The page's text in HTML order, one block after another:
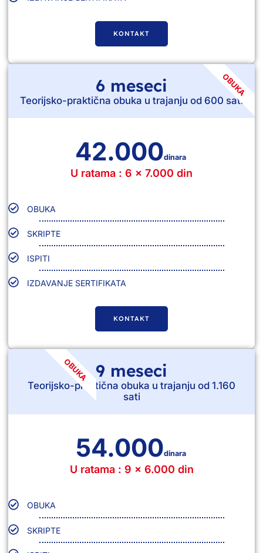
KONTAKT
OBUKA
6 meseci
Teorijsko-praktična obuka u trajanju od 600 sati
42.000dinara
U ratama : 6 x 7.000 din
OBUKA
SKRIPTE
ISPITI
IZDAVANJE SERTIFIKATA
KONTAKT
OBUKA 9 meseci
Teorijsko-praktična obuka u trajanju od 1.160
sati
54.000dinara
U ratama : 9 x 6.000 din
OBUKA
SKRIPTE